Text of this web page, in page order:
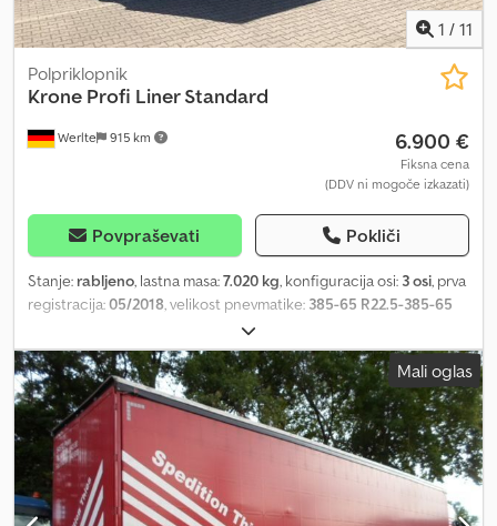
1 / 11
Werlte 915 km
Polpriklopnik
Krone Profi Liner Standard
6.900 €
Fiksna cena
(DDV ni mogoče izkazati)
Povpraševati Pokliči
Stanje: rabljeno, lastna masa:7.020 kg, konfiguracija osi: 3 osi, prva
registracija:05/2018, velikost pnevmatike: 385-65 R22.5-385-65
, ref: F0831488 Oprema: * Priključek za
zrak: Rdeča/rumena glava, * Priključek za elektriko: 1 x 15-polni + 2
x 7-polni, * ABS, * EBS, * Železniška kodifikacija, * Naprava za
nakladanje na vlak, * Privez za trajekt, Dcsdpfxezgxpue Aggjk *
Stranska zaščita pred naletom, * Zadnja vrata: Portalna vrata zadaj,
* Zapiralne palice na zadnjih vratih: 4, * Drsna streha, * Stranska
drsna ponjava, * Multilock, * Tla: Vezana plošča, * Nastavek za kole
na levi, * Nastavek za kole v sredini, * Nastavek za kole na desni, *
Vstavljiva letva (les): 20, * Depot za kole: Levo VIN:
Mali oglas